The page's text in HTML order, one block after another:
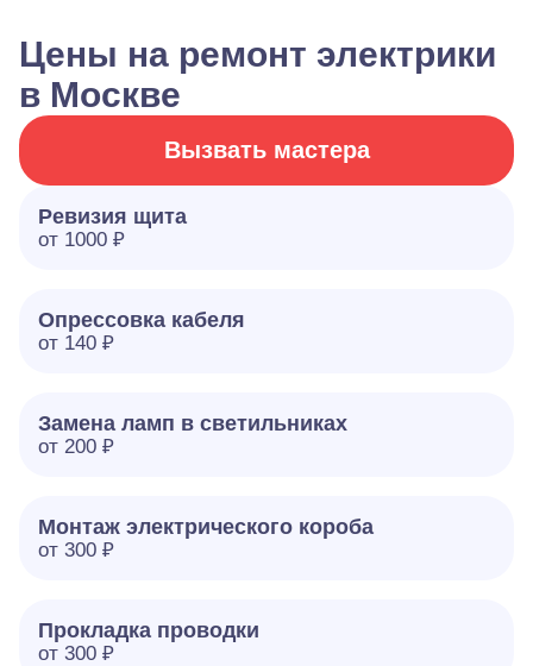
Цены на ремонт электрики
в Москве
Вызвать мастера
Ревизия щита
от 1000 ₽
Опрессовка кабеля
от 140 ₽
Замена ламп в светильниках
от 200 ₽
Монтаж электрического короба
от 300 ₽
Прокладка проводки
от 300 ₽